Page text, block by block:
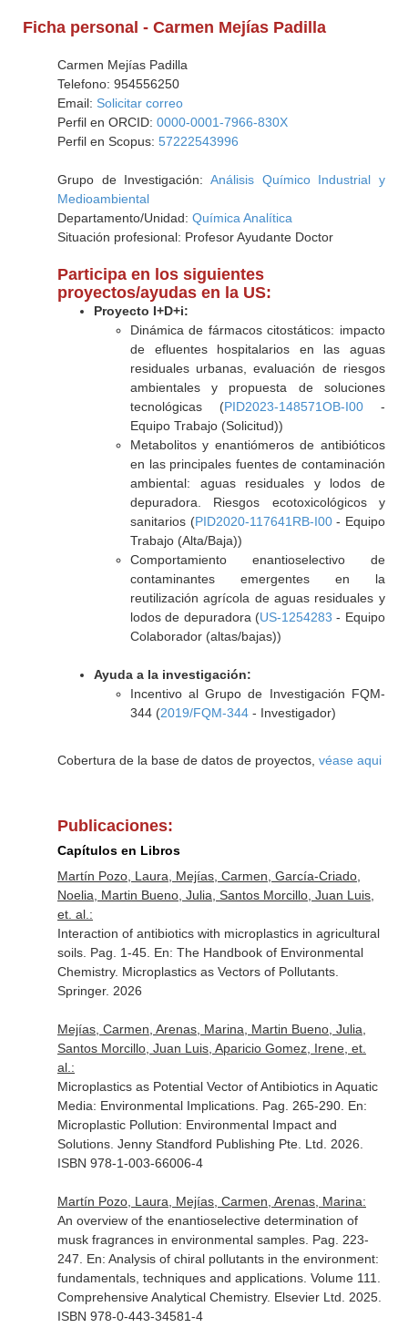
Ficha personal - Carmen Mejías Padilla
Carmen Mejías Padilla
Telefono: 954556250
Email: Solicitar correo
Perfil en ORCID: 0000-0001-7966-830X
Perfil en Scopus: 57222543996
Grupo de Investigación: Análisis Químico Industrial y
Medioambiental
Departamento/Unidad: Química Analítica
Situación profesional: Profesor Ayudante Doctor
Participa en los siguientes
proyectos/ayudas en la US:
Proyecto I+D+i:
Dinámica de fármacos citostáticos: impacto
de efluentes hospitalarios en las aguas
residuales urbanas, evaluación de riesgos
ambientales y propuesta de soluciones
tecnológicas (PID2023-148571OB-I00-
Equipo Trabajo (Solicitud))
Metabolitos y enantiómeros de antibióticos
en las principales fuentes de contaminación
ambiental: aguas residuales y lodos de
depuradora. Riesgos ecotoxicológicos y
sanitarios (PID2020-117641RB-I00- Equipo
Trabajo (Alta/Baja))
Comportamiento enantioselectivo de
contaminantes emergentes en la
reutilización agrícola de aguas residuales y
lodos de depuradora (US-1254283 - Equipo
Colaborador (altas/bajas))
Ayuda a la investigación:
Incentivo al Grupo de Investigación FQM-
344 (2019/FQM-344- Investigador)
Cobertura de la base de datos de proyectos, véase aqui
Publicaciones:
Capítulos en Libros
Martín Pozo, Laura, Mejías, Carmen, García-Criado,
Noelia, Martin Bueno, Julia, Santos Morcillo, Juan Luis,
et. al.:
Interaction of antibiotics with microplastics in agricultural
soils. Pag. 1-45. En: The Handbook of Environmental
Chemistry. Microplastics as Vectors of Pollutants.
Springer. 2026
Mejías, Carmen, Arenas, Marina, Martin Bueno, Julia,
Santos Morcillo, Juan Luis, Aparicio Gomez, Irene, et.
al.:
Microplastics as Potential Vector of Antibiotics in Aquatic
Media: Environmental Implications. Pag. 265-290. En:
Microplastic Pollution: Environmental Impact and
Solutions. Jenny Standford Publishing Pte. Ltd. 2026.
ISBN 978-1-003-66006-4
Martín Pozo, Laura, Mejías, Carmen, Arenas, Marina:
An overview of the enantioselective determination of
musk fragrances in environmental samples. Pag. 223-
247. En: Analysis of chiral pollutants in the environment:
fundamentals, techniques and applications. Volume 111.
Comprehensive Analytical Chemistry. Elsevier Ltd. 2025.
ISBN 978-0-443-34581-4